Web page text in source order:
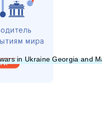
Ukraine Georgia